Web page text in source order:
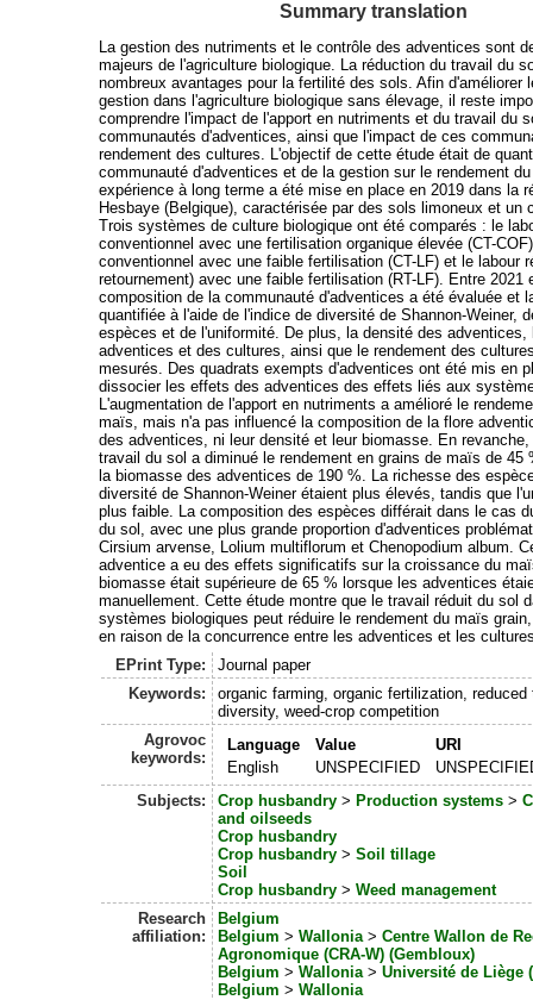
Summary translation
La gestion des nutriments et le contrôle des adventices sont
majeurs de l'agriculture biologique. La réduction du travail du
nombreux avantages pour la fertilité des sols. Afin d'améliorer
gestion dans l'agriculture biologique sans élevage, il reste
comprendre l'impact de l'apport en nutriments et du travail du
communautés d'adventices, ainsi que l'impact de ces
rendement des cultures. L'objectif de cette étude était de
communauté d'adventices et de la gestion sur le rendement
expérience à long terme a été mise en place en 2019 dans la
Hesbaye (Belgique), caractérisée par des sols limoneux et un
Trois systèmes de culture biologique ont été comparés : le
conventionnel avec une fertilisation organique élevée (CT-
conventionnel avec une faible fertilisation (CT-LF) et le labour
retournement) avec une faible fertilisation (RT-LF). Entre 2021
composition de la communauté d'adventices a été évaluée et
quantifiée à l'aide de l'indice de diversité de Shannon-Weiner,
espèces et de l'uniformité. De plus, la densité des adventices,
adventices et des cultures, ainsi que le rendement des
mesurés. Des quadrats exempts d'adventices ont été mis en
dissocier les effets des adventices des effets liés aux
L'augmentation de l'apport en nutriments a amélioré le
maïs, mais n'a pas influencé la composition de la flore
des adventices, ni leur densité et leur biomasse. En
travail du sol a diminué le rendement en grains de maïs de 45
la biomasse des adventices de 190 %. La richesse des
diversité de Shannon-Weiner étaient plus élevés, tandis que
plus faible. La composition des espèces différait dans le cas
du sol, avec une plus grande proportion d'adventices
Cirsium arvense, Lolium multiflorum et Chenopodium album.
adventice a eu des effets significatifs sur la croissance du
biomasse était supérieure de 65 % lorsque les adventices
manuellement. Cette étude montre que le travail réduit du sol
systèmes biologiques peut réduire le rendement du maïs
en raison de la concurrence entre les adventices et les
EPrint Type:
Journal paper
Keywords:
organic farming, organic fertilization, reduced
diversity, weed-crop competition
Agrovoc
keywords:
Language Value
URI
English
UNSPECIFIED
Subjects:
Crop husbandry> Production systems>
and oilseeds
Crop husbandry
Crop husbandry> Soil tillage
Soil
Crop husbandry> Weed management
Research
affiliation:
Belgium
Belgium > Wallonia> Centre Wallon de
Agronomique (CRA-W) (Gembloux)
Belgium > Wallonia> Université de Liège
Belgium > Wallonia